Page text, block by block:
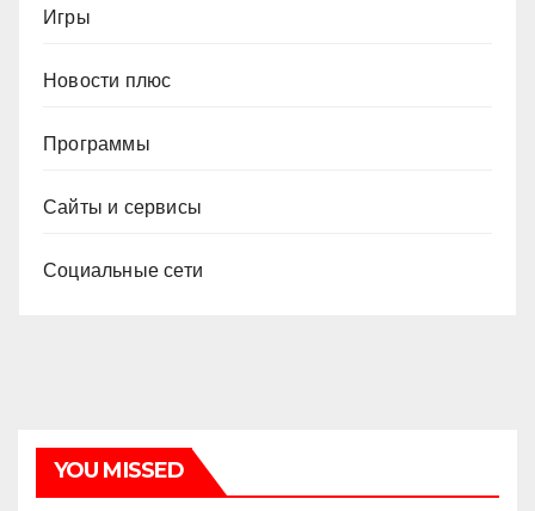
Игры
Новости плюс
Программы
Сайты и сервисы
Социальные сети
YOU MISSED